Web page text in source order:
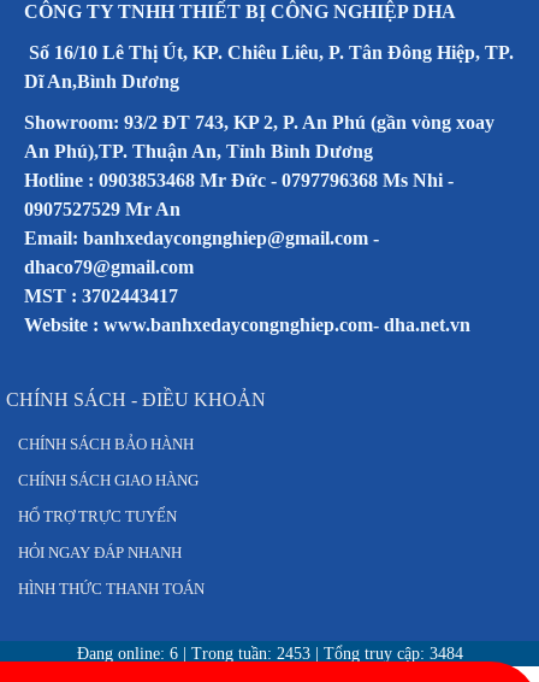
CÔNG TY TNHH THIẾT BỊ CÔNG NGHIỆP DHA
Số 16/10 Lê Thị Út, KP. Chiêu Liêu, P. Tân Đông Hiệp, TP.
Dĩ An,Bình Dương
Showroom: 93/2 ĐT 743, KP 2, P. An Phú (gần vòng xoay
An Phú),TP. Thuận An, Tỉnh Bình Dương
Hotline : 0903853468 Mr Đức - 0797796368 Ms Nhi -
0907527529 Mr An
Email: banhxedaycongnghiep@gmail.com -
dhaco79@gmail.com
MST : 3702443417
Website : www.banhxedaycongnghiep.com- dha.net.vn
CHÍNH SÁCH - ĐIỀU KHOẢN
CHÍNH SÁCH BẢO HÀNH
CHÍNH SÁCH GIAO HÀNG
HỔ TRỢ TRỰC TUYẾN
HỎI NGAY ĐÁP NHANH
HÌNH THỨC THANH TOÁN
Đang online: 6| Trong tuần: 2453| Tổng truy cập: 3484